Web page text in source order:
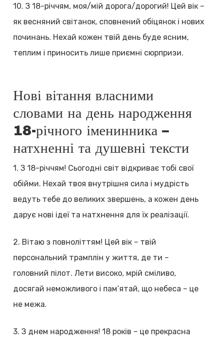
10. З 18-річчям, моя/мій дорога/дорогий! Цей вік –
як весняний світанок, сповнений обіцянок і нових
починань. Нехай кожен твій день буде ясним,
теплим і приносить лише приємні сюрпризи.
Нові вітання власними
словами на день народження
18-річного іменинника –
натхненні та душевні тексти
1. З 18-річчям! Сьогодні світ відкриває тобі свої
обійми. Нехай твоя внутрішня сила і мудрість
ведуть тебе до великих звершень, а кожен день
дарує нові ідеї та натхнення для їх реалізації.
2. Вітаю з повноліттям! Цей вік – твій
персональний трамплін у життя, де ти –
головний пілот. Лети високо, мрій сміливо,
досягай неможливого і пам’ятай, що небеса – це
не межа.
3. З днем народження! 18 років – це прекрасна